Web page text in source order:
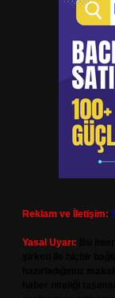
Reklam ve İletişim:
Yasal Uyarı: